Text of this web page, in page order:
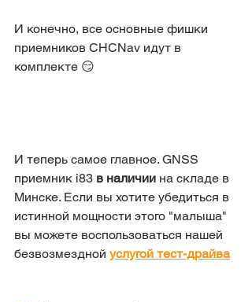
И конечно, все основные фишки
приемников CHCNav идут в
комплекте 😏
И теперь самое главное. GNSS
приемник i83 в наличии на складе в
Минске. Если вы хотите убедиться в
истинной мощности этого "малыша"
вы можете воспользоваться нашей
безвозмездной услугой тест-драйва